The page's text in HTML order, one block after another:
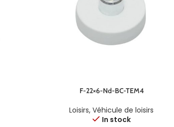
F-22×6-Nd-BC-TEM4
Loisirs,Véhicule de loisirs
In stock